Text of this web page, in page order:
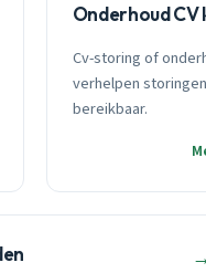
Onderhoud CV
Cv-storing of
verhelpen
bereikbaar.